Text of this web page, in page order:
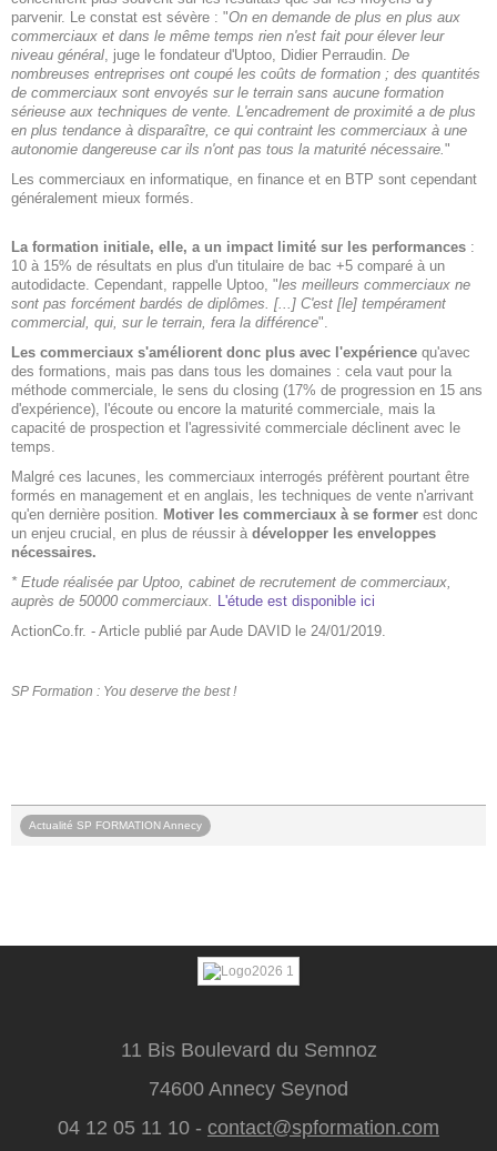
parvenir. Le constat est sévère : "On en demande de plus en plus aux
commerciaux et dans le même temps rien n'est fait pour élever leur
niveau général , juge le fondateur d'Uptoo, Didier Perraudin. De
nombreuses entreprises ont coupé les coûts de formation ; des quantités
de commerciaux sont envoyés sur le terrain sans aucune formation
sérieuse aux techniques de vente. L'encadrement de proximité a de plus
en plus tendance à disparaître, ce qui contraint les commerciaux à une
autonomie dangereuse car ils n'ont pas tous la maturité nécessaire. "
Les commerciaux en informatique, en finance et en BTP sont cependant
généralement mieux formés.
La formation initiale, elle, a un impact limité sur les performances :
10 à 15% de résultats en plus d'un titulaire de bac +5 comparé à un
autodidacte. Cependant, rappelle Uptoo, "les meilleurs commerciaux ne
sont pas forcément bardés de diplômes. [...] C'est [le] tempérament
commercial, qui, sur le terrain, fera la différence".
Les commerciaux s'améliorent donc plus avec l'expérience qu'avec
des formations, mais pas dans tous les domaines : cela vaut pour la
méthode commerciale, le sens du closing (17% de progression en 15 ans
d'expérience), l'écoute ou encore la maturité commerciale, mais la
capacité de prospection et l'agressivité commerciale déclinent avec le
temps.
Malgré ces lacunes, les commerciaux interrogés préfèrent pourtant être
formés en management et en anglais, les techniques de vente n'arrivant
qu'en dernière position. Motiver les commerciaux à se former est donc
un enjeu crucial, en plus de réussir à développer les enveloppes
nécessaires.
* Etude réalisée par Uptoo, cabinet de recrutement de commerciaux,
auprès de 50000 commerciaux. L'étude est disponible ici
ActionCo.fr. - Article publié par Aude DAVID le 24/01/2019.
SP Formation : You deserve the best !
Actualité SP FORMATION Annecy
11 Bis Boulevard du Semnoz
74600 Annecy Seynod
04 12 05 11 10 - contact@spformation.com